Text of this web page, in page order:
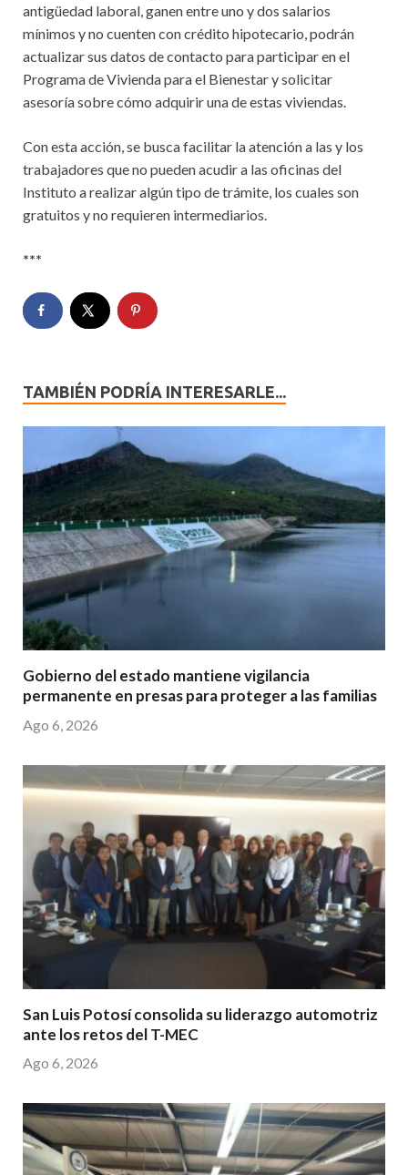
antigüedad laboral, ganen entre uno y dos salarios
mínimos y no cuenten con crédito hipotecario, podrán
actualizar sus datos de contacto para participar en el
Programa de Vivienda para el Bienestar y solicitar
asesoría sobre cómo adquirir una de estas viviendas.
Con esta acción, se busca facilitar la atención a las y los
trabajadores que no pueden acudir a las oficinas del
Instituto a realizar algún tipo de trámite, los cuales son
gratuitos y no requieren intermediarios.
***
TAMBIÉN PODRÍA INTERESARLE...
Gobierno del estado mantiene vigilancia
permanente en presas para proteger a las familias
Ago 6, 2026
San Luis Potosí consolida su liderazgo automotriz
ante los retos del T-MEC
Ago 6, 2026